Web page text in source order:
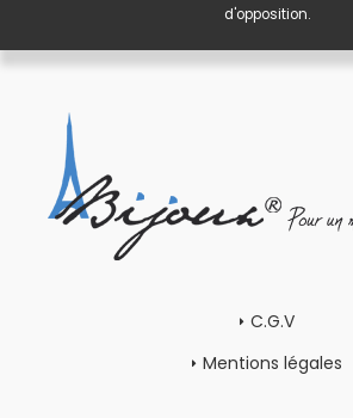
d'opposition.
C.G.V
Mentions légales